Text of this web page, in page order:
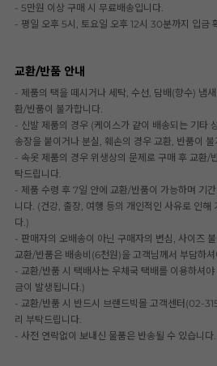
- 5만원 이상 구매 시 무료배송입니다.
- 평일 오후 5시, 토요일 오후 12시 30분까지 입금
교환/반품 안내
- 제품의 택을 떼시거나 세탁, 수선, 담배(향수) 냄
환/반품이 불가합니다.
- 신발 제품의 경우 (케이스가 같이 배송되는 기타
송장을 붙이거나 분실, 훼손의 경우 교환, 반품이 불
- 속옷 제품의 경우 위생상의 문제로 구매 후 교환/
탁드립니다.
- 제품 수령 후 7일 안에 교환/반품이 가능하며 기
니다. (건강, 출장, 여행 등의 개인적인 사유로 인해
다.)
- 판매자의 오배송이 아닌 구매자의 변심, 사이즈
교환/반품은 배송비(6천원)을 고객님께서 부담하
- 교환/반품 시 택배사는 우체국 택배를 이용하셔
금이 발생됩니다.)
- 교환/반품 시 반드시 브랜드빅몰 고객센터(02-
리 부탁드립니다.
- 사전 연락없이 보내신 물품은 반송될 수 있습니다.